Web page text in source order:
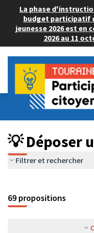
La phase
budget participatif
jeunesse 2026 est en
2026 au 11
Budget Participatif
💡 Déposer un projet
💡 Déposer
Filtrer et rechercher
69 propositions